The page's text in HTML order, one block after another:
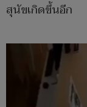
สุนัขเกิดขึ้นอีก